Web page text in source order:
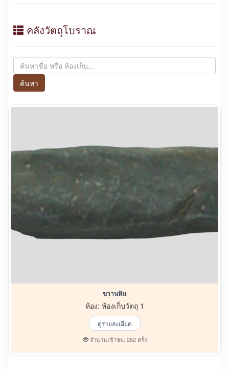
คลังวัตถุโบราณ
ค้นหา
ขวานหิน
ห้อง: ห้องเก็บวัตถุ 1
ดูรายละเอียด
จำนวนเข้าชม: 262 ครั้ง